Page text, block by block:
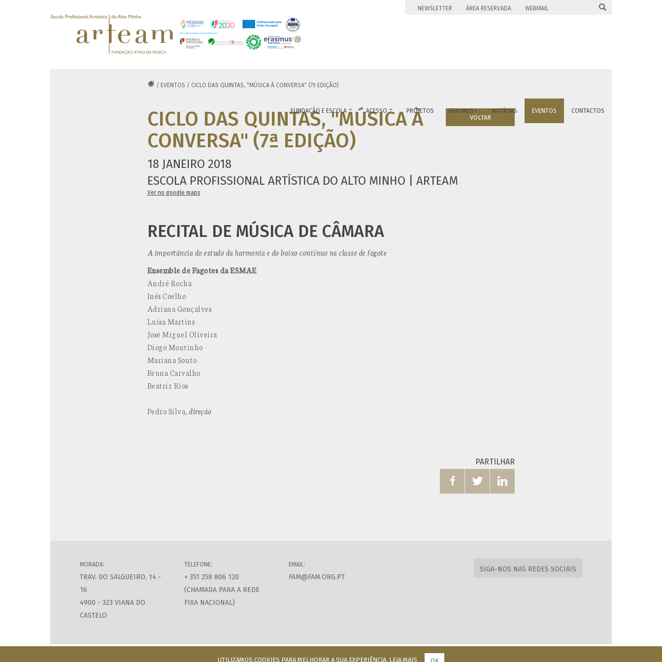
NEWSLETTER ÁREA RESERVADA WEBMAIL 
FUNDAÇÃO E ESCOLA  ACESSO  PROJETOS ERASMUS+ NOTÍCIAS EVENTOS CONTACTOS
 / EVENTOS / CICLO DAS QUINTAS, "MÚSICA À CONVERSA" (7ª EDIÇÃO)
VOLTAR
CICLO DAS QUINTAS, "MÚSICA À
CONVERSA" (7ª EDIÇÃO)
18 JANEIRO 2018
ESCOLA PROFISSIONAL ARTÍSTICA DO ALTO MINHO | ARTEAM
Ver no google maps
RECITAL DE MÚSICA DE CÂMARA
A importância do estudo da harmonia e do baixo contínuo na classe de fagote
Ensemble de Fagotes da ESMAE
André Rocha
Inês Coelho
Adriana Gonçalves
Luísa Martins
José Miguel Oliveira
Diogo Moutinho
Mariana Souto
Bruna Carvalho
Beatriz Rios
Pedro Silva,direção
PARTILHAR
  
MORADA:
TRAV. DO SALGUEIRO, 14 -
16
4900 - 323 VIANA DO
CASTELO
TELEFONE:
+ 351 258 806 120
(CHAMADA PARA A REDE
FIXA NACIONAL)
EMAIL:
FAM@FAM.ORG.PT
SIGA-NOS NAS REDES SOCIAIS
UTILIZAMOS COOKIES PARA MELHORAR A SUA EXPERIÊNCIA. LEIA MAIS